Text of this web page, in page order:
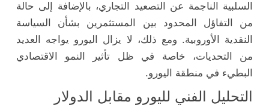
السلبية الناجمة عن التصعيد التجاري، بالإضافة إلى حالة
من التفاؤل المحدود بين المستثمرين بشأن السياسة
النقدية الأوروبية. ومع ذلك، لا يزال اليورو يواجه العديد
من التحديات، خاصة في ظل تأثير النمو الاقتصادي
البطيء في منطقة اليورو.
التحليل الفني لليورو مقابل الدولار